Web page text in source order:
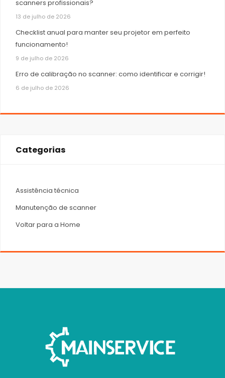
scanners profissionais?
13 de julho de 2026
Checklist anual para manter seu projetor em perfeito
funcionamento!
9 de julho de 2026
Erro de calibração no scanner: como identificar e corrigir!
6 de julho de 2026
Categorias
Assistência técnica
Manutenção de scanner
Voltar para a Home